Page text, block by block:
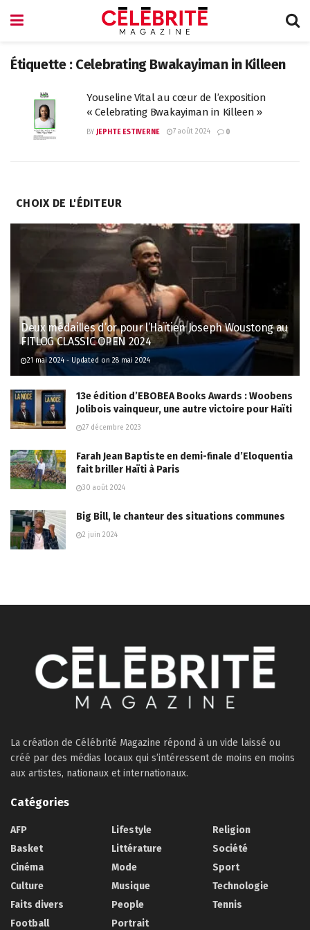
Étiquette : Celebrating Bwakayiman in Killeen
Youseline Vital au cœur de l’exposition
« Celebrating Bwakayiman in Killeen »
BY JEPHTE ESTIVERNE 7 août 2024 0
CHOIX DE L'ÉDITEUR
Deux médailles d’or pour l’Haïtien Joseph Woustong au
FITLOG CLASSIC OPEN 2024
21 mai 2024 - Updated on 28 mai 2024
13e édition d’EBOBEA Books Awards : Woobens
Jolibois vainqueur, une autre victoire pour Haïti
27 décembre 2023
Farah Jean Baptiste en demi-finale d’Eloquentia
fait briller Haïti à Paris
30 août 2024
Big Bill, le chanteur des situations communes
2 juin 2024
La création de Célébrité Magazine répond à un vide laissé ou
créé par des médias locaux qui s’intéressent de moins en moins
aux artistes, nationaux et internationaux.
Catégories
AFP
Basket
Cinéma
Culture
Faits divers
Football
Lifestyle
Littérature
Mode
Musique
People
Portrait
Religion
Société
Sport
Technologie
Tennis